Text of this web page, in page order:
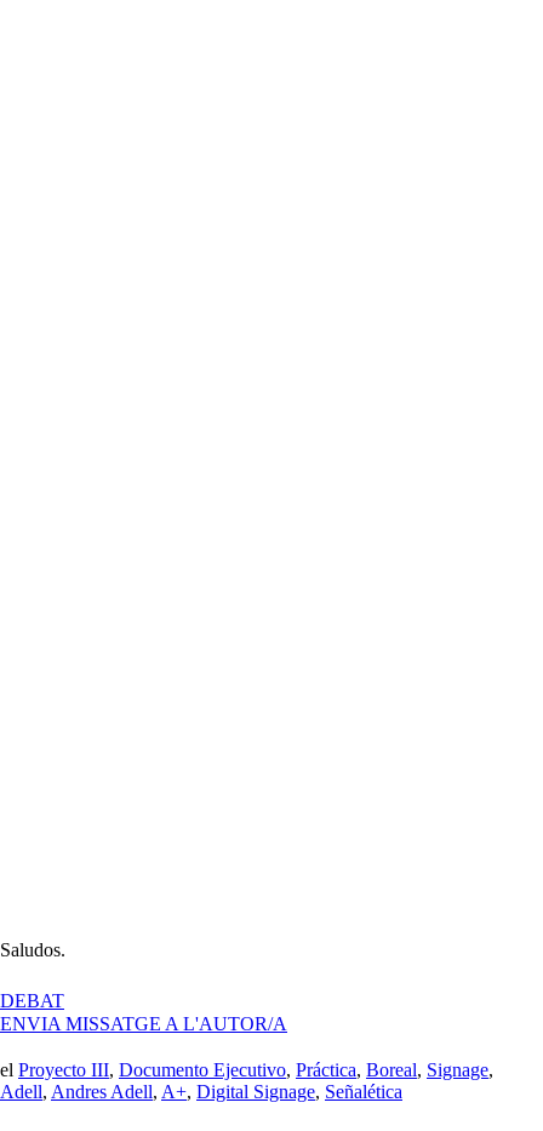
Saludos.
DEBATA
DOCUMENTO
ANDRES
ADELL
ENVIA MISSATGE A L'AUTOR/A
el Proyecto III, Documento Ejecutivo, Práctica, Boreal, Signage,
Adell, Andres Adell, A+, Digital Signage, Señalética